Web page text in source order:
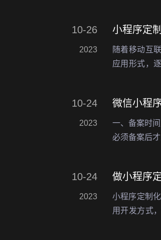
10-26 小程序定
2023
随着移动互
应用形式，
越…
10-24 微信小程
2023
一、备案时
必须备案后
10-24 做小程序
2023
小程序定制
用开发方式